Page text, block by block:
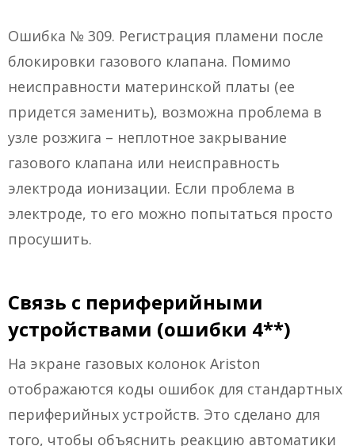
Ошибка № 309. Регистрация пламени после
блокировки газового клапана. Помимо
неисправности материнской платы (ее
придется заменить), возможна проблема в
узле розжига – неплотное закрывание
газового клапана или неисправность
электрода ионизации. Если проблема в
электроде, то его можно попытаться просто
просушить.
Связь с периферийными
устройствами (ошибки 4**)
На экране газовых колонок Ariston
отображаются коды ошибок для стандартных
периферийных устройств. Это сделано для
того, чтобы объяснить реакцию автоматики